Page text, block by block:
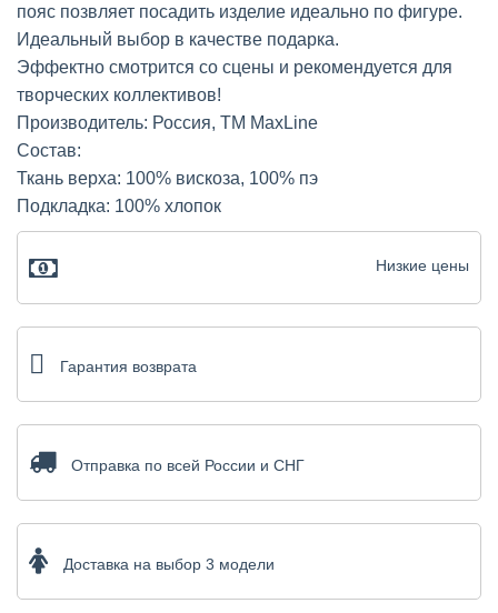
пояс позвляет посадить изделие идеально по фигуре.
Идеальный выбор в качестве подарка.
Эффектно смотрится со сцены и рекомендуется для
творческих коллективов!
Производитель: Россия, ТМ MaxLine
Состав:
Ткань верха: 100% вискоза, 100% пэ
Подкладка: 100% хлопок
Низкие цены
Гарантия возврата
Отправка по всей России и СНГ
Доставка на выбор 3 модели